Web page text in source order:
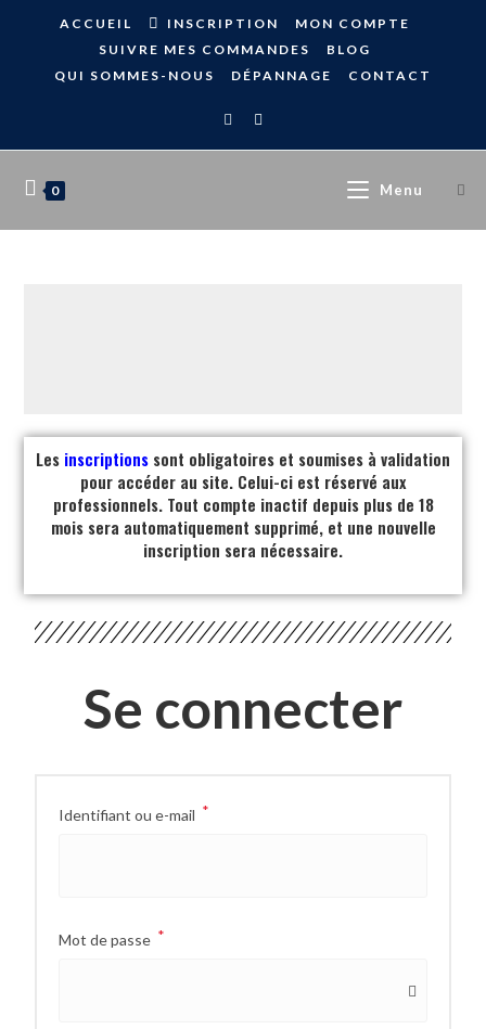
ACCUEIL INSCRIPTION
MON COMPTE
SUIVRE MES COMMANDES
BLOG
QUI SOMMES-NOUS
DÉPANNAGE CONTACT
0 Menu
Les inscriptions sont obligatoires et soumises à validation
pour accéder au site. Celui-ci est réservé aux
professionnels. Tout compte inactif depuis plus de 18
mois sera automatiquement supprimé, et une nouvelle
inscription sera nécessaire.
Se connecter
Identifiant ou e-mail *
Mot de passe *